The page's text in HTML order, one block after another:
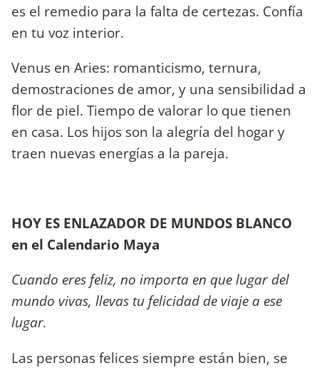
es el remedio para la falta de certezas. Confía
en tu voz interior.
Venus en Aries: romanticismo, ternura,
demostraciones de amor, y una sensibilidad a
flor de piel. Tiempo de valorar lo que tienen
en casa. Los hijos son la alegría del hogar y
traen nuevas energías a la pareja.
HOY ES ENLAZADOR DE MUNDOS BLANCO
en el Calendario Maya
Cuando eres feliz, no importa en que lugar del
mundo vivas, llevas tu felicidad de viaje a ese
lugar.
Las personas felices siempre están bien, se